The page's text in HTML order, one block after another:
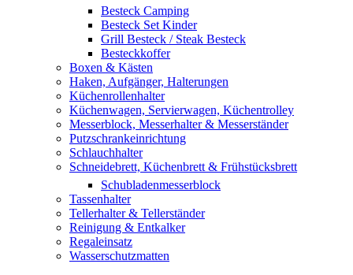
Besteck Camping
Besteck Set Kinder
Grill Besteck / Steak Besteck
Besteckkoffer
Boxen & Kästen
Haken, Aufgänger, Halterungen
Küchenrollenhalter
Küchenwagen, Servierwagen, Küchentrolley
Messerblock, Messerhalter & Messerständer
Putzschrankeinrichtung
Schlauchhalter
Schneidebrett, Küchenbrett & Frühstücksbrett
Schubladenmesserblock
Tassenhalter
Tellerhalter & Tellerständer
Reinigung & Entkalker
Regaleinsatz
Wasserschutzmatten